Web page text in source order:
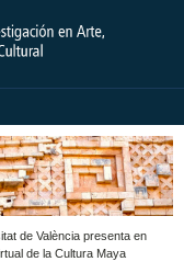
de València presenta en
de la Cultura Maya